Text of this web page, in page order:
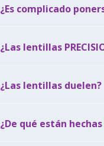
¿Es complicado
¿Las lentillas
¿Las lentillas duelen?
¿De qué están